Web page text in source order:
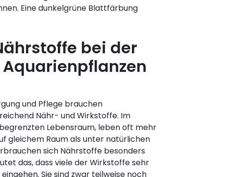
Eine dunkelgrüne Blattfärbung
bei der
Aquarienpflanzen
und Pflege brauchen
Nähr- und Wirkstoffe. Im
Lebensraum, leben oft mehr
gleichem Raum als unter natürlichen
sich Nährstoffe besonders
das, dass viele der Wirkstoffe sehr
Sie sind zwar teilweise noch